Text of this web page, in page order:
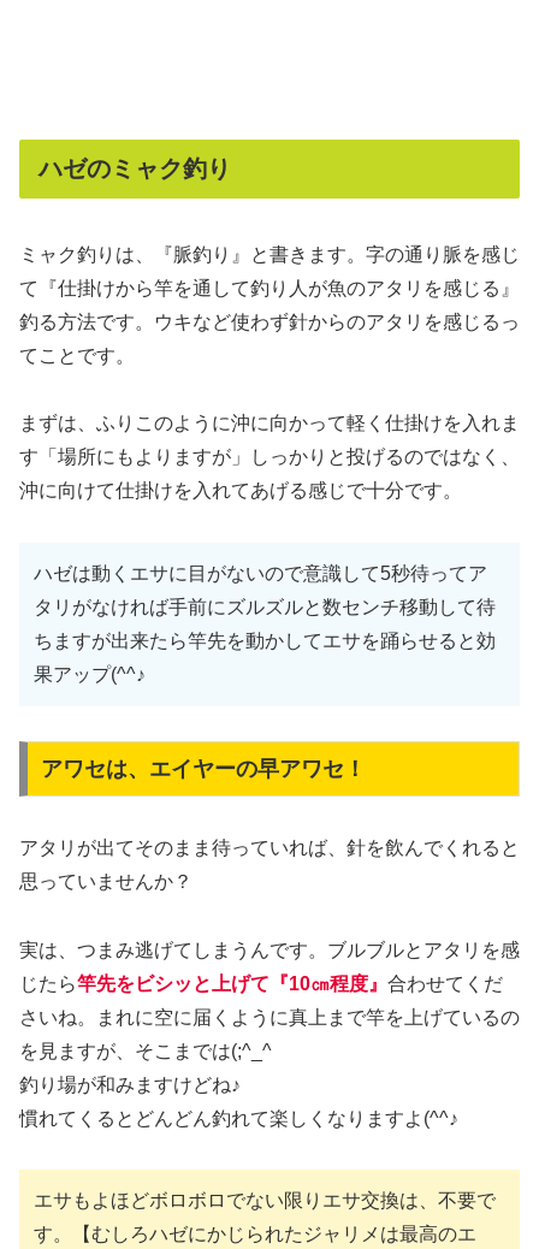
ハゼのミャク釣り
ミャク釣りは、『脈釣り』と書きます。字の通り脈を感じ
て『仕掛けから竿を通して釣り人が魚のアタリを感じる』
釣る方法です。ウキなど使わず針からのアタリを感じるっ
てことです。
まずは、ふりこのように沖に向かって軽く仕掛けを入れま
す「場所にもよりますが」しっかりと投げるのではなく、
沖に向けて仕掛けを入れてあげる感じで十分です。
ハゼは動くエサに目がないので意識して5秒待ってア
タリがなければ手前にズルズルと数センチ移動して待
ちますが出来たら竿先を動かしてエサを踊らせると効
果アップ(^^♪
アワセは、エイヤーの早アワセ！
アタリが出てそのまま待っていれば、針を飲んでくれると
思っていませんか？
実は、つまみ逃げてしまうんです。ブルブルとアタリを感
じたら竿先をビシッと上げて『10㎝程度』 合わせてくだ
さいね。まれに空に届くように真上まで竿を上げているの
を見ますが、そこまでは(;^_^
釣り場が和みますけどね♪
慣れてくるとどんどん釣れて楽しくなりますよ(^^♪
エサもよほどボロボロでない限りエサ交換は、不要で
す。【むしろハゼにかじられたジャリメは最高のエ